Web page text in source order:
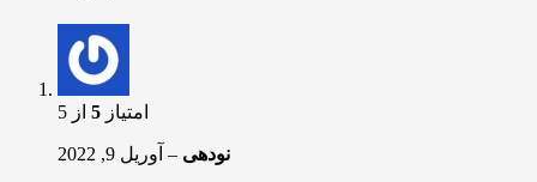
امتیاز 5 از 5
نودهی – آوریل 9, 2022